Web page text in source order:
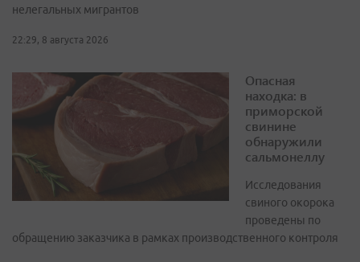
нелегальных мигрантов
22:29, 8 августа 2026
Опасная
находка: в
приморской
свинине
обнаружили
сальмонеллу
Исследования
свиного окорока
проведены по
обращению заказчика в рамках производственного контроля